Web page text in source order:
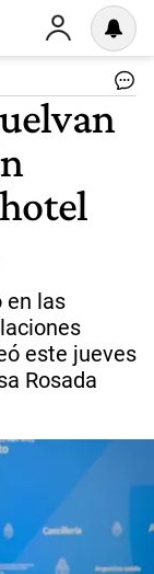
en las
este jueves
Rosada